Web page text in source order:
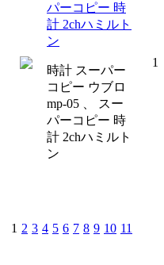
パーコピー 時
計 2chハミルト
ン
時計 スーパー
コピー ウブロ
mp-05 、 スー
パーコピー 時
計 2chハミルト
ン
1
1 2 3 4 5 6 7 8 9 10 11